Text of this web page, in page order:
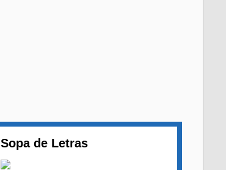
Sopa de Letras